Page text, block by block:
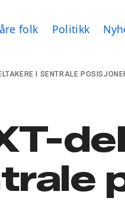
folk Politikk
I SENTRALE